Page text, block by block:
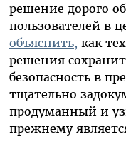
решение дорого
пользователей в
объяснить, как
решения
безопасность в
тщательно
продуманный и
прежнему